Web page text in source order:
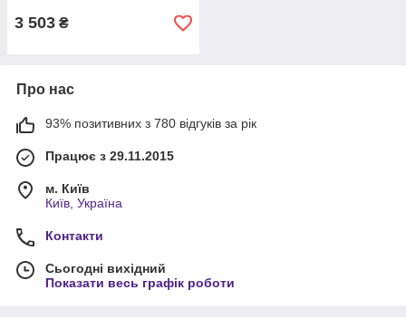
3 503 ₴
Про нас
93% позитивних з 780 відгуків за рік
Працює з 29.11.2015
м. Київ
Київ, Україна
Контакти
Сьогодні вихідний
Показати весь графік роботи